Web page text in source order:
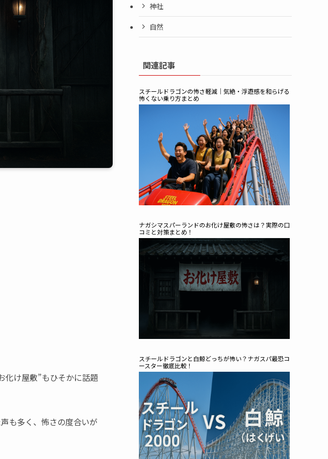
化け屋敷”もひそかに話題
も多く、怖さの度合いが
神社
自然
関連記事
スチールドラゴンの怖さ軽減｜気絶・浮遊感を和らげる
怖くない乗り方まとめ
ナガシマスパーランドのお化け屋敷の怖さは？実際の口
コミと対策まとめ！
スチールドラゴンと白鯨どっちが怖い？ナガスパ最恐コ
ースター徹底比較！